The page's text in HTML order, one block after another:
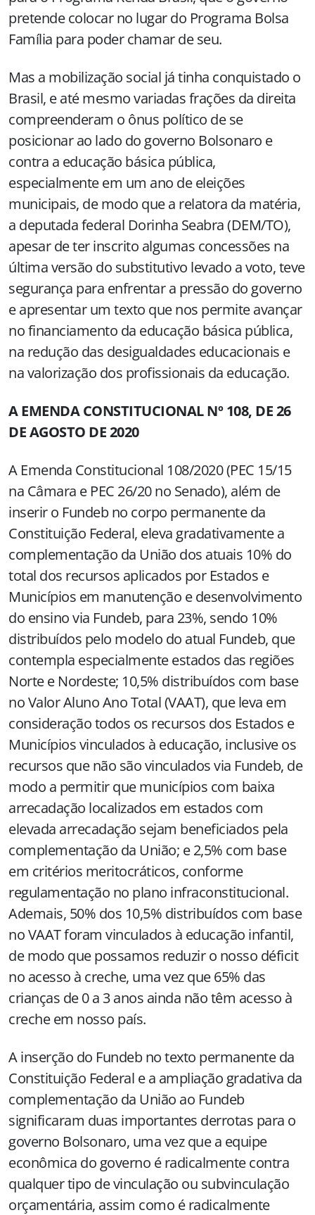
pretende colocar no lugar do Programa Bolsa
Família para poder chamar de seu.
Mas a mobilização social já tinha conquistado o
Brasil, e até mesmo variadas frações da direita
compreenderam o ônus político de se
posicionar ao lado do governo Bolsonaro e
contra a educação básica pública,
especialmente em um ano de eleições
municipais, de modo que a relatora da matéria,
a deputada federal Dorinha Seabra (DEM/TO),
apesar de ter inscrito algumas concessões na
última versão do substitutivo levado a voto, teve
segurança para enfrentar a pressão do governo
e apresentar um texto que nos permite avançar
no financiamento da educação básica pública,
na redução das desigualdades educacionais e
na valorização dos profissionais da educação.
A EMENDA CONSTITUCIONAL Nº 108, DE 26
DE AGOSTO DE 2020
A Emenda Constitucional 108/2020 (PEC 15/15
na Câmara e PEC 26/20 no Senado), além de
inserir o Fundeb no corpo permanente da
Constituição Federal, eleva gradativamente a
complementação da União dos atuais 10% do
total dos recursos aplicados por Estados e
Municípios em manutenção e desenvolvimento
do ensino via Fundeb, para 23%, sendo 10%
distribuídos pelo modelo do atual Fundeb, que
contempla especialmente estados das regiões
Norte e Nordeste; 10,5% distribuídos com base
no Valor Aluno Ano Total (VAAT), que leva em
consideração todos os recursos dos Estados e
Municípios vinculados à educação, inclusive os
recursos que não são vinculados via Fundeb, de
modo a permitir que municípios com baixa
arrecadação localizados em estados com
elevada arrecadação sejam beneficiados pela
complementação da União; e 2,5% com base
em critérios meritocráticos, conforme
regulamentação no plano infraconstitucional.
Ademais, 50% dos 10,5% distribuídos com base
no VAAT foram vinculados à educação infantil,
de modo que possamos reduzir o nosso déficit
no acesso à creche, uma vez que 65% das
crianças de 0 a 3 anos ainda não têm acesso à
creche em nosso país.
A inserção do Fundeb no texto permanente da
Constituição Federal e a ampliação gradativa da
complementação da União ao Fundeb
significaram duas importantes derrotas para o
governo Bolsonaro, uma vez que a equipe
econômica do governo é radicalmente contra
qualquer tipo de vinculação ou subvinculação
orçamentária, assim como é radicalmente